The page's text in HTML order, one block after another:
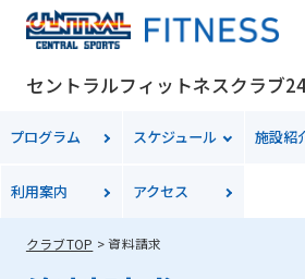
セントラルフィットネスクラブ
プログラム スケジュール 施設紹
利用案内 アクセス
クラブTOP 資料請求